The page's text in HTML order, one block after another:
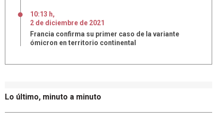
Lo último, minuto a minuto
10:13 h,
2 de diciembre de 2021
Francia confirma su primer caso de la variante
ómicron en territorio continental